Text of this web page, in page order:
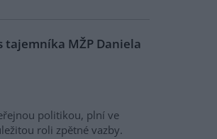
tajemníka MŽP Daniela
politikou, plní ve
roli zpětné vazby.